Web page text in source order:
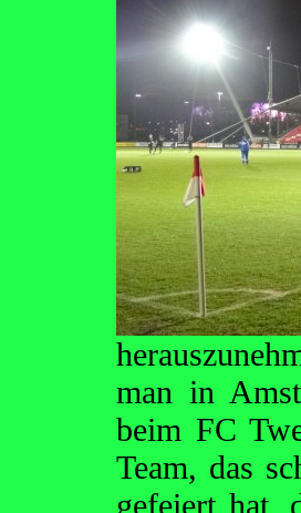
man in
beim FC
Team, das
gefeiert hat,